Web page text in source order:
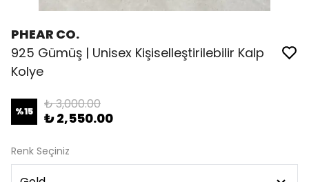
PHEAR CO.
925 Gümüş | Unisex Kişiselleştirilebilir Kalp
Kolye
%15 ₺ 3,000.00
₺ 2,550.00
Renk Seçiniz